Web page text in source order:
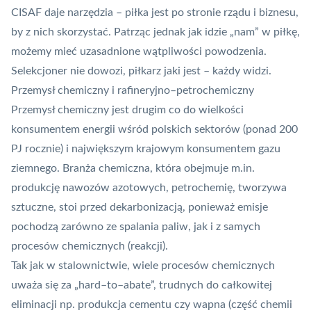
CISAF daje narzędzia – piłka jest po stronie rządu i biznesu,
by z nich skorzystać. Patrząc jednak jak idzie „nam” w piłkę,
możemy mieć uzasadnione wątpliwości powodzenia.
Selekcjoner nie dowozi, piłkarz jaki jest – każdy widzi.
Przemysł chemiczny i rafineryjno–petrochemiczny
Przemysł chemiczny jest drugim co do wielkości
konsumentem energii wśród polskich sektorów (ponad 200
PJ rocznie) i największym krajowym konsumentem gazu
ziemnego. Branża chemiczna, która obejmuje m.in.
produkcję nawozów azotowych, petrochemię, tworzywa
sztuczne, stoi przed dekarbonizacją, ponieważ emisje
pochodzą zarówno ze spalania paliw, jak i z samych
procesów chemicznych (reakcji).
Tak jak w stalownictwie, wiele procesów chemicznych
uważa się za „hard–to–abate”, trudnych do całkowitej
eliminacji np. produkcja cementu czy wapna (część chemii